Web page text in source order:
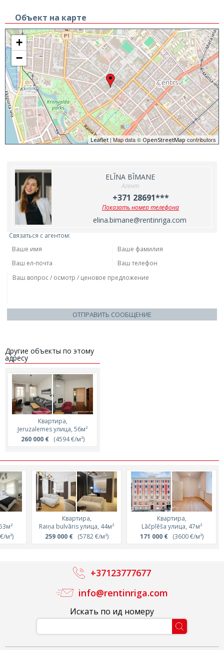
Объект на карте
+
−
Leaflet| Map data ©OpenStreetMap contributors
ELĪNA BĪMANE
Агент
+371 28691***
Показать номер телефона
elina.bimane@rentinriga.com
Связаться с агентом:
ОТПРАВИТЬ СООБЩЕНИЕ
Другие объекты по этому
адресу
Квартира,
Jeruzalemes улица, 56м²
260 000 €(4594 €/м²)
м²)
Квартира,
Raiņa bulvāris улица, 44м²
259 000 €(5782 €/м²)
Квартира,
Lāčplēša улица, 47м²
171 000 €(3600 €/м²)
Искать по ид номеру
info@rentinriga.com
+37123777677